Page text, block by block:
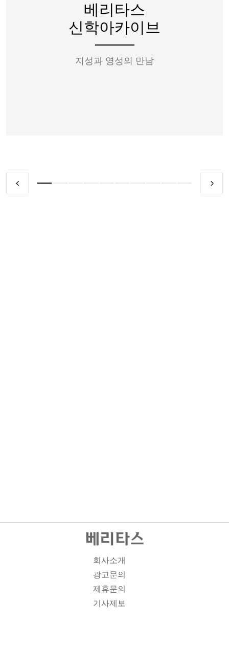
베리타스
신학아카이브
지성과 영성의 만남
회사소개
광고문의
제휴문의
기사제보